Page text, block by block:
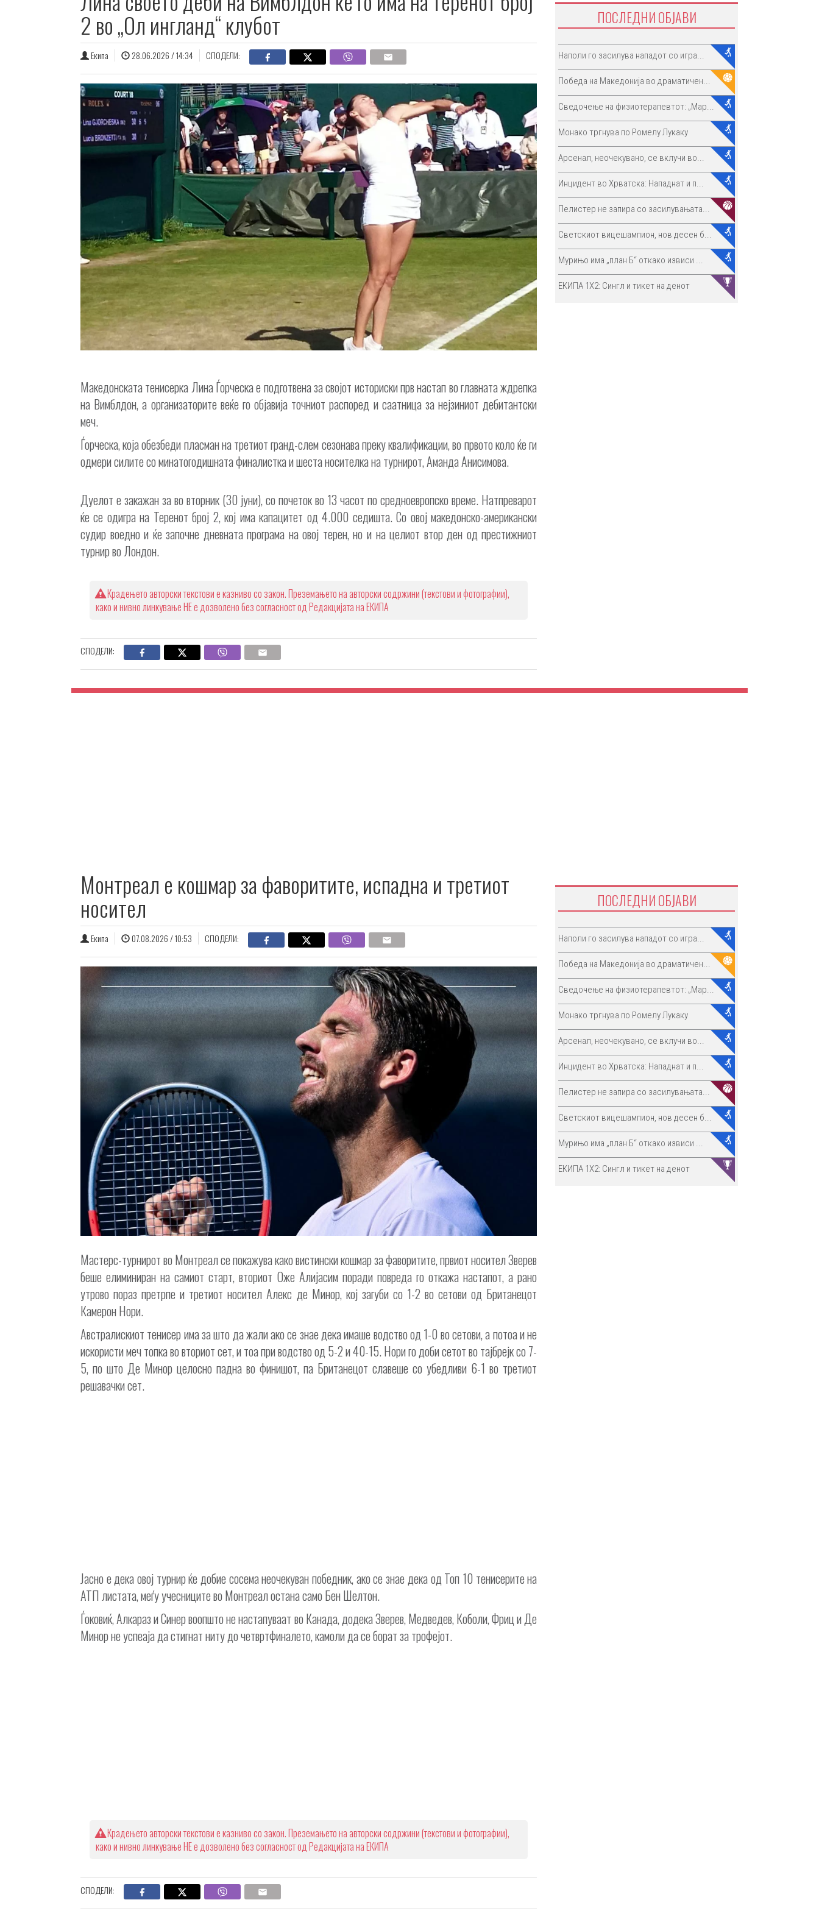
2 во „Ол ингланд“ клубот
Екипа 28.06.2026 / 14:34 СПОДЕЛИ:
Македонската тенисерка Лина Ѓорческа е подготвена за својот историски прв настап во главната ждрепка
на Вимблдон, а организаторите веќе го објавија точниот распоред и саатница за нејзиниот дебитантски
меч.
Ѓорческа, која обезбеди пласман на третиот гранд-слем сезонава преку квалификации, во првото коло ќе ги
одмери силите со минатогодишната финалистка и шеста носителка на турнирот, Аманда Анисимова.
Дуелот е закажан за во вторник (30 јуни), со почеток во 13 часот по средноевропско време. Натпреварот
ќе се одигра на Теренот број 2, кој има капацитет од 4.000 седишта. Со овој македонско-американски
судир воедно и ќе започне дневната програма на овој терен, но и на целиот втор ден од престижниот
турнир во Лондон.
Крадењето авторски текстови е казниво со закон. Преземањето на авторски содржини (текстови и фотографии),
како и нивно линкување НЕ е дозволено без согласност од Редакцијата на ЕКИПА
СПОДЕЛИ:
ПОСЛЕДНИ ОБЈАВИ
Наполи го засилува нападот со игра...
Победа на Македонија во драматичен...
Сведочење на физиотерапевтот: „Мар...
Монако тргнува по Ромелу Лукаку
Арсенал, неочекувано, се вклучи во...
Инцидент во Хрватска: Нападнат и п...
Пелистер не запира со засилувањата...
Светскиот вицешампион, нов десен б...
Мурињо има „план Б“ откако извиси ...
ЕКИПА 1Х2: Сингл и тикет на денот
Монтреал е кошмар за фаворитите, испадна и третиот
носител
Екипа 07.08.2026 / 10:53 СПОДЕЛИ:
Мастерс-турнирот во Монтреал се покажува како вистински кошмар за фаворитите, првиот носител Зверев
беше елиминиран на самиот старт, вториот Оже Алијасим поради повреда го откажа настапот, а рано
утрово пораз претрпе и третиот носител Алекс де Минор, кој загуби со 1-2 во сетови од Британецот
Камерон Нори.
Австралискиот тенисер има за што да жали ако се знае дека имаше водство од 1-0 во сетови, а потоа и не
искористи меч топка во вториот сет, и тоа при водство од 5-2 и 40-15. Нори го доби сетот во тајбрејк со 7-
5, по што Де Минор целосно падна во финишот, па Британецот славеше со убедливи 6-1 во третиот
решавачки сет.
Јасно е дека овој турнир ќе добие сосема неочекуван победник, ако се знае дека од Топ 10 тенисерите на
АТП листата, меѓу учесниците во Монтреал остана само Бен Шелтон.
Ѓоковиќ, Алкараз и Синер воопшто не настапуваат во Канада, додека Зверев, Медведев, Коболи, Фриц и Де
Минор не успеаја да стигнат ниту до четвртфиналето, камоли да се борат за трофејот.
Крадењето авторски текстови е казниво со закон. Преземањето на авторски содржини (текстови и фотографии),
како и нивно линкување НЕ е дозволено без согласност од Редакцијата на ЕКИПА
СПОДЕЛИ:
ПОСЛЕДНИ ОБЈАВИ
Наполи го засилува нападот со игра...
Победа на Македонија во драматичен...
Сведочење на физиотерапевтот: „Мар...
Монако тргнува по Ромелу Лукаку
Арсенал, неочекувано, се вклучи во...
Инцидент во Хрватска: Нападнат и п...
Пелистер не запира со засилувањата...
Светскиот вицешампион, нов десен б...
Мурињо има „план Б“ откако извиси ...
ЕКИПА 1Х2: Сингл и тикет на денот